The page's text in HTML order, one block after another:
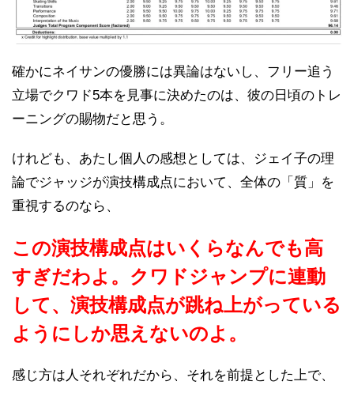
確かにネイサンの優勝には異論はないし、フリー追う
立場でクワド5本を見事に決めたのは、彼の日頃のトレ
ーニングの賜物だと思う。
けれども、あたし個人の感想としては、ジェイ子の理
論でジャッジが演技構成点において、全体の「質」を
重視するのなら、
この演技構成点はいくらなんでも高
すぎだわよ。クワドジャンプに連動
して、演技構成点が跳ね上がっている
ようにしか思えないのよ。
感じ方は人それぞれだから、それを前提とした上で、